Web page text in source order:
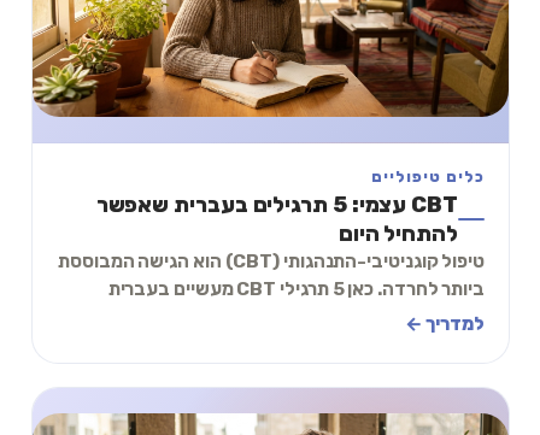
כלים טיפוליים
CBT עצמי: 5 תרגילים בעברית שאפשר
להתחיל היום
טיפול קוגניטיבי-התנהגותי (CBT) הוא הגישה המבוססת
ביותר לחרדה. כאן 5 תרגילי CBT מעשיים בעברית
שאפשר להתחיל היום לבד, כולל תרגיל תכל׳ס של 2 דק
למדריך ←